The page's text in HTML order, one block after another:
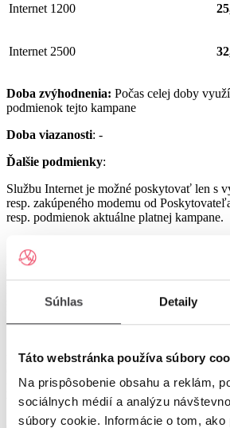
Súhlas Detaily
Táto webstránka používa súbory
Na prispôsobenie obsahu a reklám,
sociálnych médií a analýzu
súbory cookie. Informácie o tom, ako
Internet 1200
Internet 2500
Doba zvýhodnenia: Počas celej doby
podmienok tejto kampane
Doba viazanosti: -
Ďalšie podmienky:
Službu Internet je možné poskytovať len s
resp. zakúpeného modemu od
resp. podmienok aktuálne platnej kampane.
Službu UPC Internet 1000 je možné
prenajatého resp. zakúpeného modemu
alebo GIGA Connect Box 6 (podľa
s odbornou inštaláciou), a to v lokalitách
poskytovať len s využitím prenajatého resp.
podmienok aktuálne platnej kampane (len s
to v lokalitách špecifikovaných v Tarife